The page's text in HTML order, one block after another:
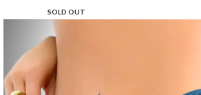
SOLD OUT